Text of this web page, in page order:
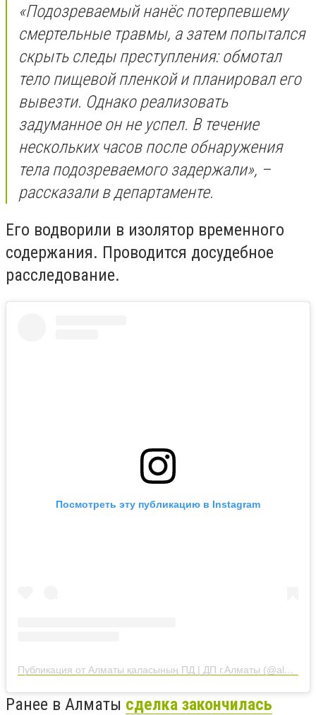
«Подозреваемый нанёс потерпевшему
смертельные травмы, а затем попытался
скрыть следы преступления: обмотал
тело пищевой пленкой и планировал его
вывезти. Однако реализовать
задуманное он не успел. В течение
нескольких часов после обнаружения
тела подозреваемого задержали», –
рассказали в департаменте.
Его водворили в изолятор временного
содержания. Проводится досудебное
расследование.
Посмотреть эту публикацию в Instagram
Публикация от Алматы қаласының ПД | ДП г.Алматы (@almaty_police_department)
Ранее в Алматы сделка закончилась